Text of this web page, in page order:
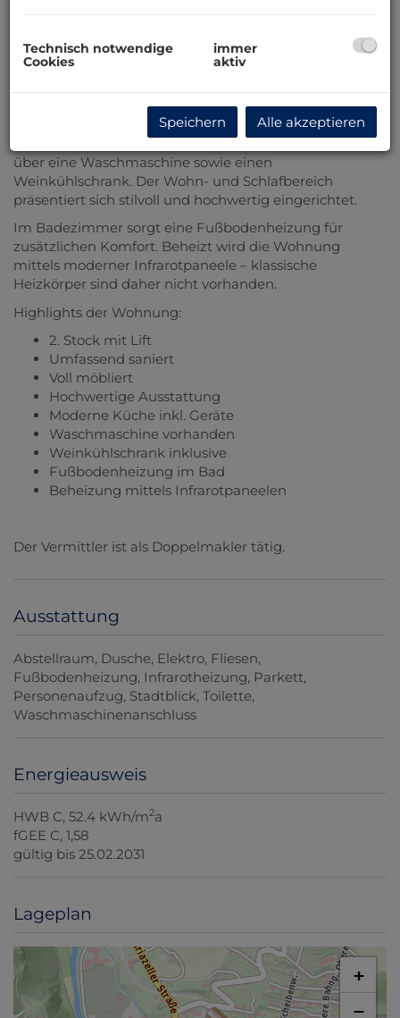
Wohnhauses mit Lift und überzeugt durch ihre
moderne Ausstattung sowie die durchdachte
Die Wohnung wurde umfassend saniert und wird voll
möbliert übergeben. Die moderne Einbauküche ist
vollständig ausgestattet und verfügt unter anderem
über eine Waschmaschine sowie einen
Weinkühlschrank. Der Wohn- und Schlafbereich
präsentiert sich stilvoll und hochwertig eingerichtet.
Im Badezimmer sorgt eine Fußbodenheizung für
zusätzlichen Komfort. Beheizt wird die Wohnung
mittels moderner Infrarotpaneele – klassische
Heizkörper sind daher nicht vorhanden.
Highlights der Wohnung:
2. Stock mit Lift
Umfassend saniert
Voll möbliert
Hochwertige Ausstattung
Moderne Küche inkl. Geräte
Waschmaschine vorhanden
Weinkühlschrank inklusive
Fußbodenheizung im Bad
Beheizung mittels Infrarotpaneelen
Der Vermittler ist als Doppelmakler tätig.
Ausstattung
Abstellraum Dusche Elektro Fliesen
Fußbodenheizung Infrarotheizung Parkett
Personenaufzug Stadtblick Toilette
Waschmaschinenanschluss
Energieausweis
HWB C, 52.4 kWh/m2a
fGEE C, 1,58
gültig bis 25.02.2031
Lageplan
+
−
Technisch notwendige
Cookies
immer
aktiv
Speichern Alle akzeptieren